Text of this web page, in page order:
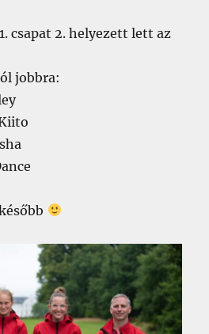
csapat 2. helyezett lett az
jobbra: